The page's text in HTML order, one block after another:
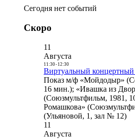
Сегодня нет событий
Скоро
11
Августа
11:30- 12:30
Виртуальный концертный
Показ м/ф «Мойдодыр»
16 мин.); «Ивашка из
(Союзмультфильм, 1981,
Ромашкова»
(Ульяновой, 1, зал № 12)
11
Августа